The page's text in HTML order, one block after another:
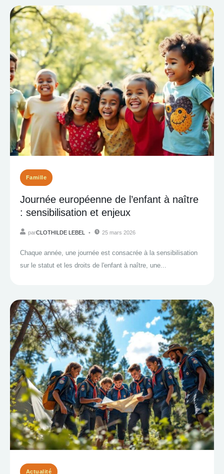
Famille
Journée européenne de l’enfant à naître
: sensibilisation et enjeux
parCLOTHILDE LEBEL 25 mars 2026
Chaque année, une journée est consacrée à la sensibilisation
sur le statut et les droits de l'enfant à naître, une...
Actualité